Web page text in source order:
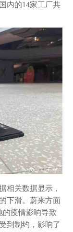
内的14家工厂共
相关数据显示，
下滑。蔚来方面
的疫情影响导致
到制约，影响了